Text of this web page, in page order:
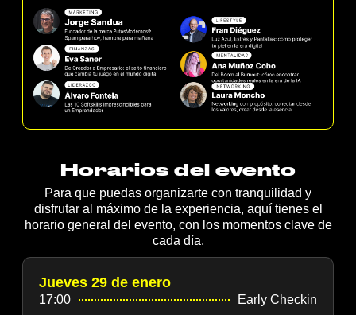
Horarios del evento
Para que puedas organizarte con tranquilidad y
disfrutar al máximo de la experiencia, aquí tienes el
horario general del evento, con los momentos clave de
cada día.
Jueves 29 de enero
17:00
Early Checkin